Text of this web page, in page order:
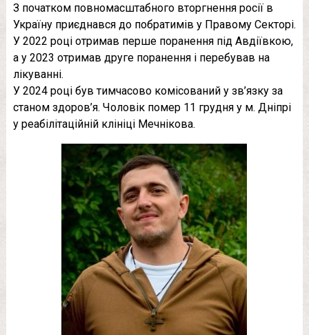
З початком повномасштабного вторгнення росії в
Україну приєднався до побратимів у Правому Секторі.
У 2022 році отримав перше поранення під Авдіївкою,
а у 2023 отримав друге поранення і перебував на
лікуванні.
У 2024 році був тимчасово комісований у зв’язку за
станом здоров’я. Чоловік помер 11 грудня у м. Дніпрі
у реабілітаційній клініці Мечнікова.